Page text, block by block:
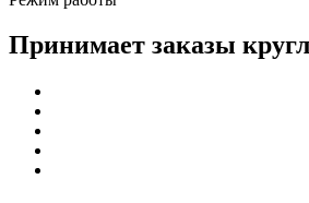
Принимает заказы